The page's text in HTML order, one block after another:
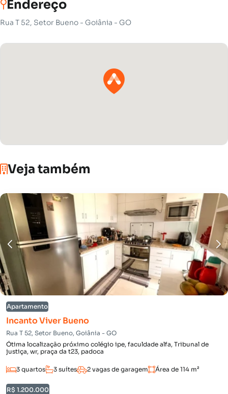
Endereço
Rua T 52, Setor Bueno - Goiânia - GO
Veja também
Apartamento
Incanto Viver Bueno
Rua T 52, Setor Bueno, Goiânia - GO
Ótima localização próximo colégio ipe, faculdade alfa, Tribunal de
justiça, wr, praça da t23, padoca
3 quartos 3 suítes 2 vagas de garagem Área de 114 m²
R$ 1.200.000